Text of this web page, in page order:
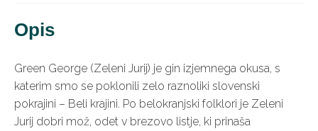
Opis
Green George (Zeleni Jurij) je gin izjemnega okusa, s
katerim smo se poklonili zelo raznoliki slovenski
pokrajini – Beli krajini. Po belokranjski folklori je Zeleni
Jurij dobri mož, odet v brezovo listje, ki prinaša